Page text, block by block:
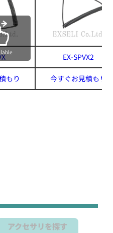
EX-SPVX2
もり 今すぐお見積もり
アクセサリを探す